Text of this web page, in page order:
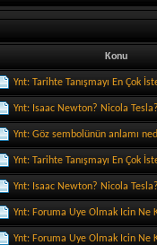
Konu
Ynt: Tarihte Tanışmayı En Çok
Ynt: Isaac Newton? Nicola
Ynt: Göz sembolünün anlamı
Ynt: Tarihte Tanışmayı En Çok
Ynt: Isaac Newton? Nicola
Ynt: Foruma Uye Olmak Icin Ne
Ynt: Foruma Uye Olmak Icin Ne